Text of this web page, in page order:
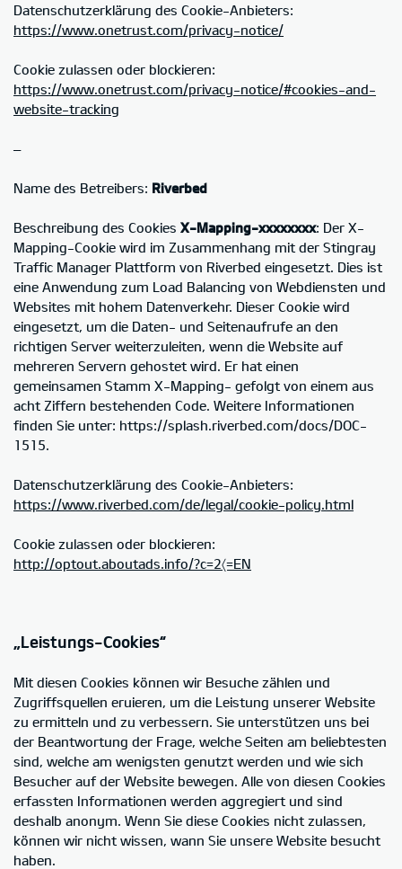
Datenschutzerklärung des Cookie-Anbieters:
https://www.onetrust.com/privacy-notice/
Cookie zulassen oder blockieren:
https://www.onetrust.com/privacy-notice/#cookies-and-
website-tracking
–
Name des Betreibers: Riverbed
Beschreibung des Cookies X-Mapping-xxxxxxxx: Der X-
Mapping-Cookie wird im Zusammenhang mit der Stingray
Traffic Manager Plattform von Riverbed eingesetzt. Dies ist
eine Anwendung zum Load Balancing von Webdiensten und
Websites mit hohem Datenverkehr. Dieser Cookie wird
eingesetzt, um die Daten- und Seitenaufrufe an den
richtigen Server weiterzuleiten, wenn die Website auf
mehreren Servern gehostet wird. Er hat einen
gemeinsamen Stamm X-Mapping- gefolgt von einem aus
acht Ziffern bestehenden Code. Weitere Informationen
finden Sie unter: https://splash.riverbed.com/docs/DOC-
1515.
Datenschutzerklärung des Cookie-Anbieters:
https://www.riverbed.com/de/legal/cookie-policy.html
Cookie zulassen oder blockieren:
http://optout.aboutads.info/?c=2〈=EN
„Leistungs-Cookies“
Mit diesen Cookies können wir Besuche zählen und
Zugriffsquellen eruieren, um die Leistung unserer Website
zu ermitteln und zu verbessern. Sie unterstützen uns bei
der Beantwortung der Frage, welche Seiten am beliebtesten
sind, welche am wenigsten genutzt werden und wie sich
Besucher auf der Website bewegen. Alle von diesen Cookies
erfassten Informationen werden aggregiert und sind
deshalb anonym. Wenn Sie diese Cookies nicht zulassen,
können wir nicht wissen, wann Sie unsere Website besucht
haben.